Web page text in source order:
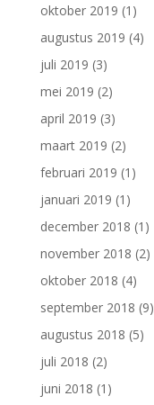
oktober 2019 (1)
augustus 2019 (4)
juli 2019 (3)
mei 2019 (2)
april 2019 (3)
maart 2019 (2)
februari 2019 (1)
januari 2019 (1)
december 2018 (1)
november 2018 (2)
oktober 2018 (4)
september 2018 (9)
augustus 2018 (5)
juli 2018 (2)
juni 2018 (1)